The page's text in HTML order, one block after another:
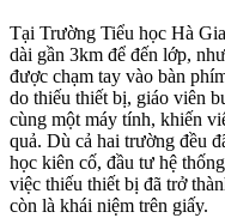
Tại Trường Tiểu học Hà
dài gần 3km để đến lớp,
được chạm tay vào bàn
do thiếu thiết bị, giáo viên
cùng một máy tính, khiến
quả. Dù cả hai trường đều
học kiên cố, đầu tư hệ
việc thiếu thiết bị đã trở
còn là khái niệm trên giấy.